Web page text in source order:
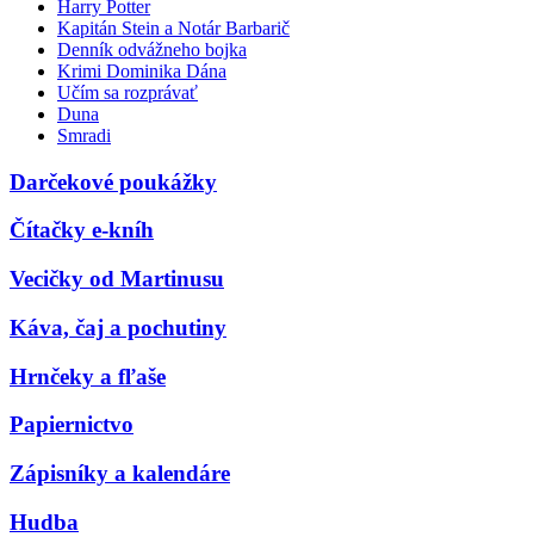
Harry Potter
Kapitán Stein a Notár Barbarič
Denník odvážneho bojka
Krimi Dominika Dána
Učím sa rozprávať
Duna
Smradi
Darčekové poukážky
Čítačky e-kníh
Vecičky od Martinusu
Káva, čaj a pochutiny
Hrnčeky a fľaše
Papiernictvo
Zápisníky a kalendáre
Hudba